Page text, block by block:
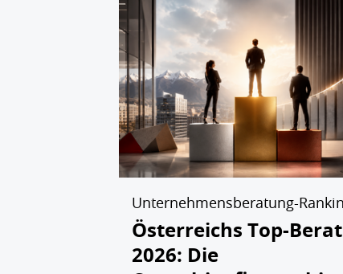
Unternehmensberatung-
Österreichs Top-
2026: Die